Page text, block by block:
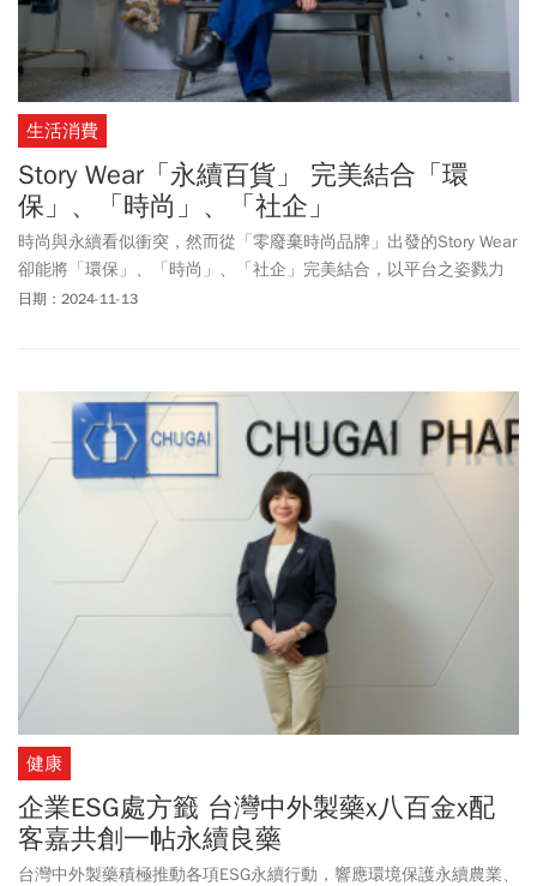
生活消費
Story Wear「永續百貨」 完美結合「環
保」、「時尚」、「社企」
時尚與永續看似衝突，然而從「零廢棄時尚品牌」出發的Story Wear
卻能將「環保」、「時尚」、「社企」完美結合，以平台之姿戮力
落實循環經濟，開設「永續百貨」集結永續生活消費新選擇。
日期：2024-11-13
健康
企業ESG處方籤 台灣中外製藥x八百金x配
客嘉共創一帖永續良藥
台灣中外製藥積極推動各項ESG永續行動，響應環境保護永續農業、